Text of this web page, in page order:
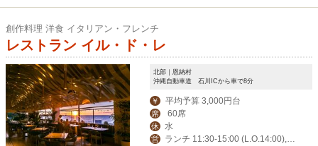
創作料理 洋食 イタリアン・フレンチ
レストラン イル・ド・レ
北部｜恩納村
沖縄自動車道 石川ICから車で8分
￥ 平均予算 3,000円台
席 60席
休 水
営
ランチ 11:30-15:00 (L.O.14:00),デ